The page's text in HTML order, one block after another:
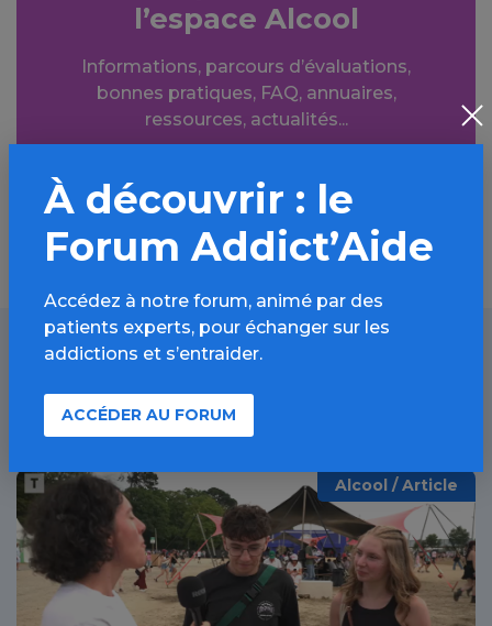
l’espace Alcool
Informations, parcours d’évaluations,
bonnes pratiques, FAQ, annuaires,
ressources, actualités...
Découvrir
À lire aussi
Alcool / Article
À découvrir : le
Forum Addict’Aide
Accédez à notre forum, animé par des
patients experts, pour échanger sur les
addictions et s’entraider.
ACCÉDER AU FORUM